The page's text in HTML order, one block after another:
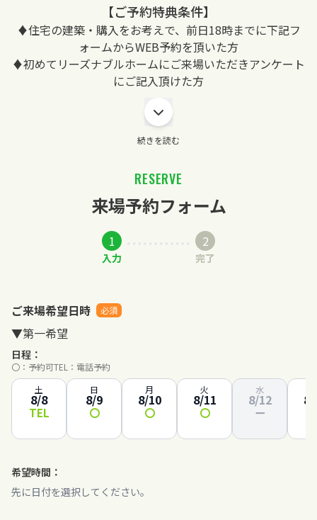
【ご予約特典条件】
♦住宅の建築・購入をお考えで、前日18時までに下記フ
ォームからWEB予約を頂いた方
♦初めてリーズナブルホームにご来場いただきアンケート
にご記入頂けた方
続きを読む
RESERVE
来場予約フォーム
1
入力
2
完了
ご来場希望日時 必須
▼第一希望
日程：
〇：予約可TEL：電話予約
土
8/8
TEL
日
8/9
〇
月
8/10
〇
火
8/11
〇
水
8/12
ー
8/
希望時間：
先に日付を選択してください。